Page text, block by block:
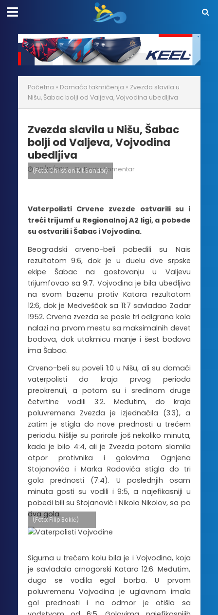
Početna » Domaća takmičenja » Zvezda slavila u
Nišu, Šabac bolji od Valjeva, Vojvodina ubedljiva
Zvezda slavila u Nišu, Šabac
bolji od Valjeva, Vojvodina
ubedljiva
28/10/2017 Dodaj komentar
(Foto: Christian Kit Sandor)
Vaterpolisti Crvene zvezde ostvarili su i
treći trijumf u Regionalnoj A2 ligi, a pobede
su ostvarili i Šabac i Vojvodina.
Beogradski crveno-beli pobedili su Nais
rezultatom 9:6, dok je u duelu dve srpske
ekipe Šabac na gostovanju u Valjevu
trijumfovao sa 9:7. Vojvodina je bila ubedljiva
na svom bazenu protiv Katara rezultatom
12:6, dok je Medveščak sa 11:7 savladao Zadar
1952. Crvena zvezda se posle tri odigrana kola
nalazi na prvom mestu sa maksimalnih devet
bodova, dok utakmicu manje i šest bodova
ima Šabac.
Crveno-beli su poveli 1:0 u Nišu, ali su domaći
vaterpolisti do kraja prvog perioda
preokrenuli, a potom su i sredinom druge
četvrtine vodili 3:2. Međutim, do kraja
poluvremena Zvezda je izjednačila (3:3), a
zatim je stigla do nove prednosti u trećem
periodu. Nišlije su parirale još nekoliko minuta,
kada je bilo 4:4, ali je Zvezda potom slomila
otpor protivnika i golovima Ognjena
Stojanovića i Marka Radovića stigla do tri
gola prednosti (7:4). U poslednjih osam
minuta gosti su vodili i 9:5, a najefikasniji u
pobedi bili su Stojanović i Nikola Nikolov, sa po
dva gola.
(Foto: Filip Bakić)
Sigurna u trećem kolu bila je i Vojvodina, koja
je savladala crnogorski Kataro 12:6. Međutim,
dugo se vodila egal borba. U prvom
poluvremenu Vojvodina je uglavnom imala
gol prednosti i na odmor je otišla sa